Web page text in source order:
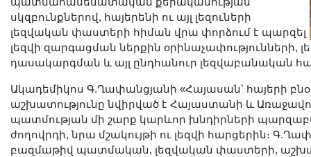
սկզբունքներով, հայերենի ու այլ լեզուների
լեզվական փաստերի հիման վրա փորձում է պարզել
լեզվի զարգացման ներքին օրինաչափությունների,
դասակարգման և այլ ընդհանուր լեզվաբանական
Ակադեմիկոս Գ.Ղափանցյանի «Հայասան՝ հայերի
աշխատությունը նվիրված է Հայաստանի և
պատմության մի շարք կարևոր խնդիրների
ժողովրդի, նրա մշակույթի ու լեզվի հարցերին։
բազմաթիվ պատմական, լեզվական փաստերի,